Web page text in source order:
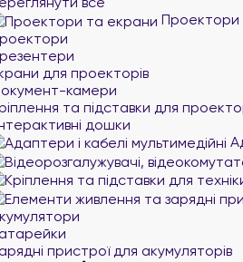
Проектори
для проекторів
камери
та підставки для
дошки
пристрої для акумуляторів